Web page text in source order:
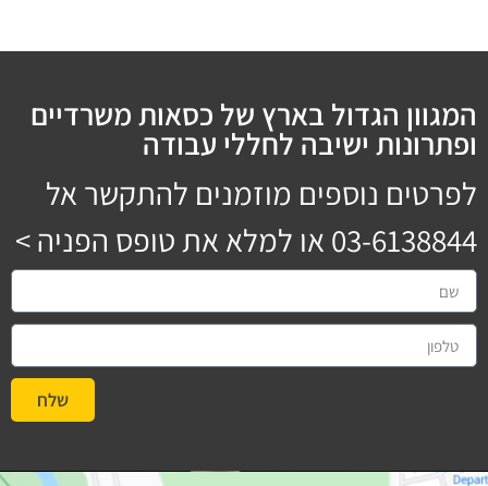
המגוון הגדול בארץ של כסאות משרדיים
ופתרונות ישיבה לחללי עבודה
לפרטים נוספים מוזמנים להתקשר אל
03-6138844 או למלא את טופס הפניה >
שלח